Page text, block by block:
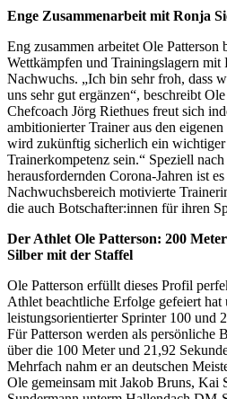
Enge Zusammenarbeit mit Ronja
Eng zusammen arbeitet Ole
Wettkämpfen und Trainingslagern
Nachwuchs. „Ich bin sehr froh, dass
uns sehr gut ergänzen“, beschreibt
Chefcoach Jörg Riethues freut sich
ambitionierter Trainer aus den
wird zukünftig sicherlich ein wichtiger
Trainerkompetenz sein.“ Speziell
herausfordernden Corona-Jahren ist
Nachwuchsbereich motivierte
die auch Botschafter:innen für ihren
Der Athlet Ole Patterson: 200
Silber mit der Staffel
Ole Patterson erfüllt dieses Profil
Athlet beachtliche Erfolge gefeiert hat
leistungsorientierter Sprinter 100 und
Für Patterson werden als persönliche
über die 100 Meter und 21,92
Mehrfach nahm er an deutschen
Ole gemeinsam mit Jakob Bruns, Kai